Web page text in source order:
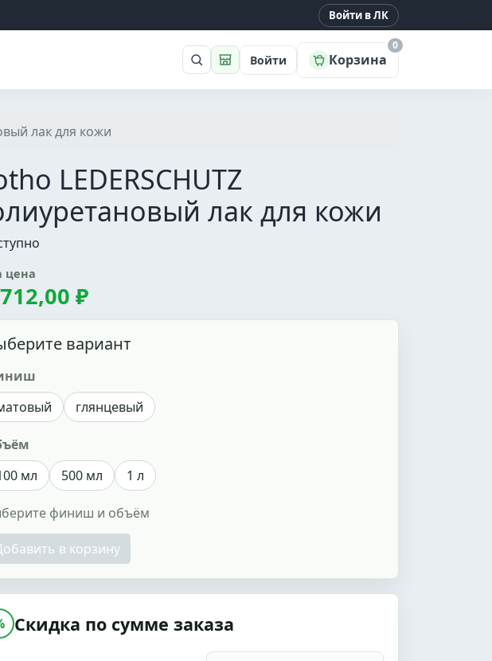
Войти в ЛК
ПоискМагазин
Войти Корзина
0
лак для кожи
LEDERSCHUTZ
лак для кожи
цена
712,00 ₽
вариант
глянцевый
мл
500 мл 1 л
финиш и объём
в корзину
Скидка по сумме заказа